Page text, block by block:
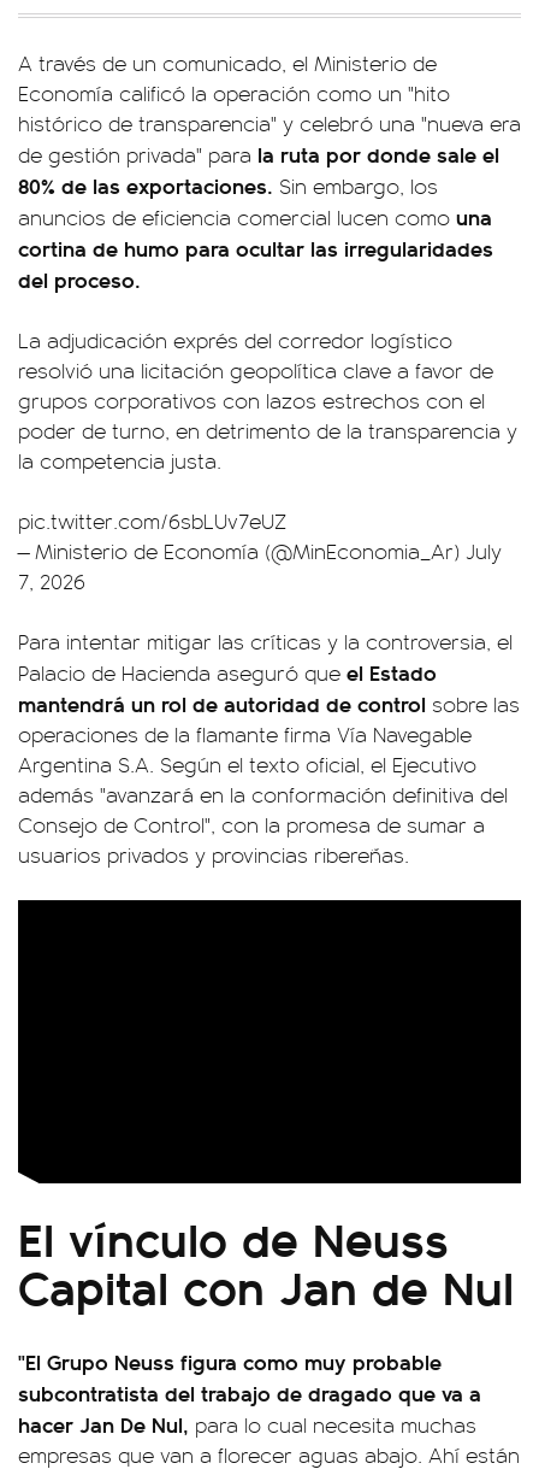
A través de un comunicado, el Ministerio de
Economía calificó la operación como un "hito
histórico de transparencia" y celebró una "nueva era
de gestión privada" para la ruta por donde sale el
80% de las exportaciones. Sin embargo, los
anuncios de eficiencia comercial lucen como una
cortina de humo para ocultar las irregularidades
del proceso.
La adjudicación exprés del corredor logístico
resolvió una licitación geopolítica clave a favor de
grupos corporativos con lazos estrechos con el
poder de turno, en detrimento de la transparencia y
la competencia justa.
pic.twitter.com/6sbLUv7eUZ
— Ministerio de Economía (@MinEconomia_Ar) July
7, 2026
Para intentar mitigar las críticas y la controversia, el
Palacio de Hacienda aseguró que el Estado
mantendrá un rol de autoridad de control sobre las
operaciones de la flamante firma Vía Navegable
Argentina S.A. Según el texto oficial, el Ejecutivo
además "avanzará en la conformación definitiva del
Consejo de Control", con la promesa de sumar a
usuarios privados y provincias ribereñas.
El vínculo de Neuss
Capital con Jan de Nul
"El Grupo Neuss figura como muy probable
subcontratista del trabajo de dragado que va a
hacer Jan De Nul, para lo cual necesita muchas
empresas que van a florecer aguas abajo. Ahí están